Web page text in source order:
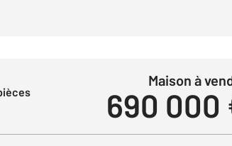
Maison à
690 000